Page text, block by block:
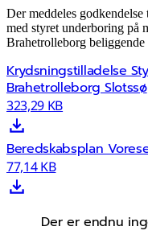
Der meddeles
med styret underboring på
Brahetrolleborg
Krydsningstilladelse
Brahetrolleborg Slotssø
323,29 KB
Beredskabsplan
77,14 KB
Der er endnu